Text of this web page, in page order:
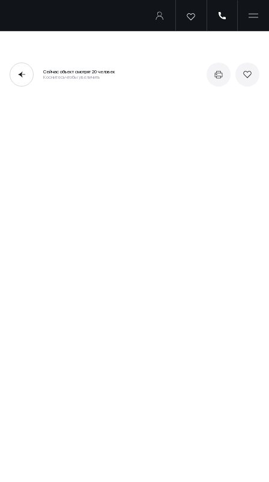
Сейчас объект смотрят20 человек
Коснитесь чтобы увеличить